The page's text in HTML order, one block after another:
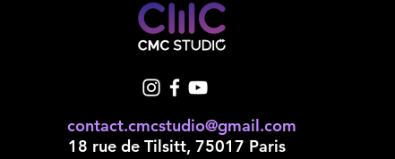
contact.cmcstudio@gmail.com
18 rue de Tilsitt, 75017 Paris